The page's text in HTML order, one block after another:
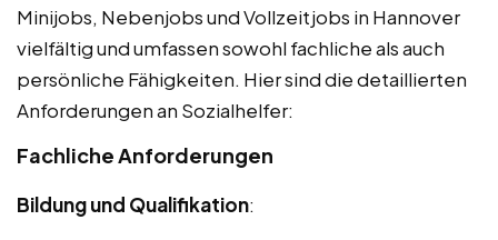
Minijobs, Nebenjobs und Vollzeitjobs in Hannover
vielfältig und umfassen sowohl fachliche als auch
persönliche Fähigkeiten. Hier sind die detaillierten
Anforderungen an Sozialhelfer:
Fachliche Anforderungen
Bildung und Qualifikation: